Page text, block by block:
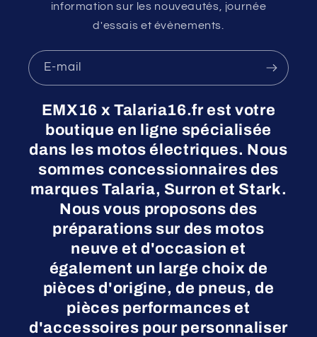
information sur les nouveautés, journée
d'essais et évènements.
E-mail
EMX16 x Talaria16.fr est votre
boutique en ligne spécialisée
dans les motos électriques. Nous
sommes concessionnaires des
marques Talaria, Surron et Stark.
Nous vous proposons des
préparations sur des motos
neuve et d'occasion et
également un large choix de
pièces d'origine, de pneus, de
pièces performances et
d'accessoires pour personnaliser